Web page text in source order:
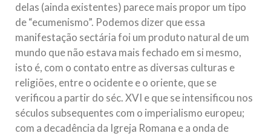
delas (ainda existentes) parece mais propor um tipo
de “ecumenismo”. Podemos dizer que essa
manifestação sectária foi um produto natural de um
mundo que não estava mais fechado em si mesmo,
isto é, com o contato entre as diversas culturas e
religiões, entre o ocidente e o oriente, que se
verificou a partir do séc. XVI e que se intensificou nos
séculos subsequentes com o imperialismo europeu;
com a decadência da Igreja Romana e a onda de